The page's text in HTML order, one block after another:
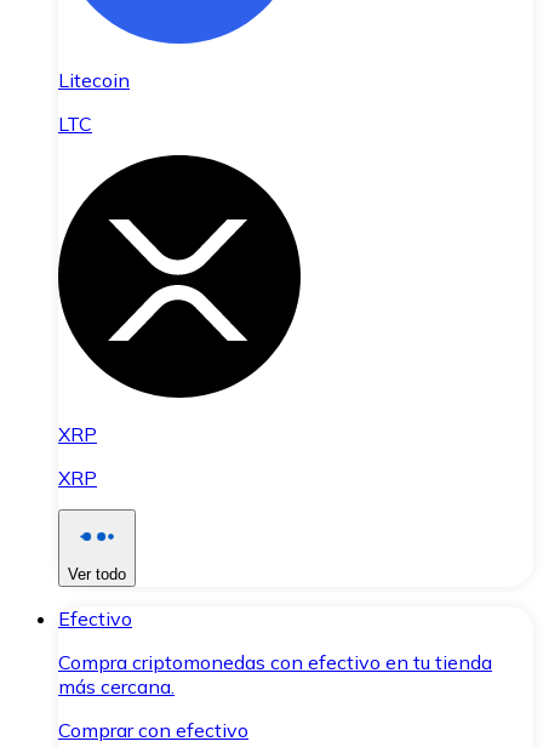
Litecoin
LTC
XRP
XRP
Ver todo
Efectivo
Compra criptomonedas con efectivo en tu tienda
más cercana.
Comprar con efectivo